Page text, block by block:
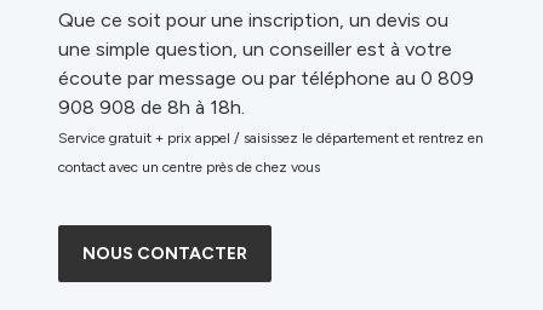
Que ce soit pour une inscription, un devis ou
une simple question, un conseiller est à votre
écoute par message ou par téléphone au 0 809
908 908 de 8h à 18h.
Service gratuit + prix appel / saisissez le département et rentrez en
contact avec un centre près de chez vous
NOUS CONTACTER